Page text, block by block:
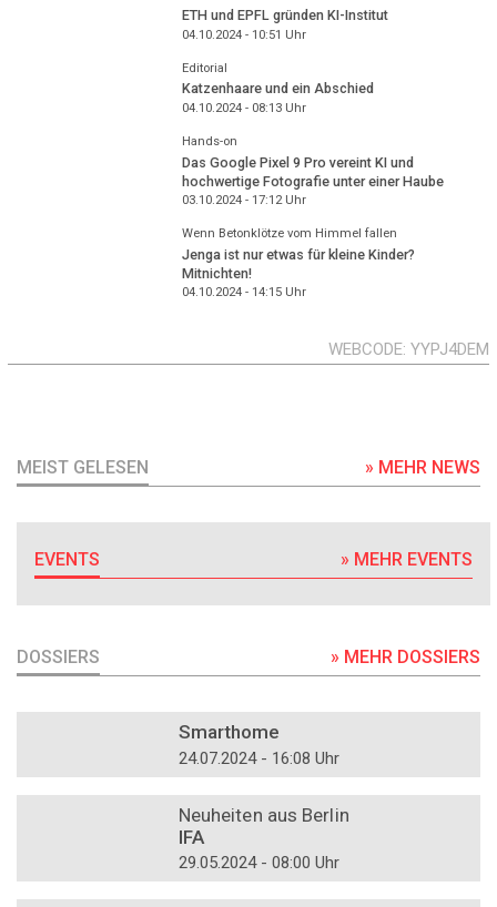
ETH und EPFL gründen KI-Institut
04.10.2024 - 10:51 Uhr
Editorial
Katzenhaare und ein Abschied
04.10.2024 - 08:13Uhr
Hands-on
Das Google Pixel 9 Pro vereint KI und
hochwertige Fotografie unter einer Haube
03.10.2024 - 17:12Uhr
Wenn Betonklötze vom Himmel fallen
Jenga ist nur etwas für kleine Kinder?
Mitnichten!
04.10.2024 - 14:15Uhr
WEBCODE YYPJ4DEM
MEIST GELESEN » MEHR NEWS
EVENTS » MEHR EVENTS
DOSSIERS » MEHR DOSSIERS
Smarthome
24.07.2024 - 16:08 Uhr
Neuheiten aus Berlin
IFA
29.05.2024 - 08:00 Uhr